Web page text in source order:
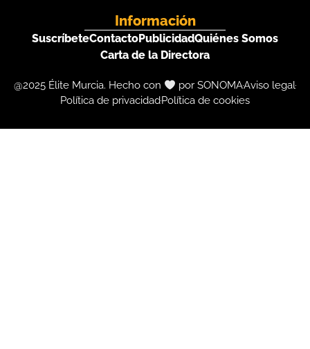
Información
SuscríbeteContactoPublicidadQuiénes Somos
Carta de la Directora
@2025 Élite Murcia. Hecho con por SONOMAAviso legal
Política de privacidadPolítica de cookies